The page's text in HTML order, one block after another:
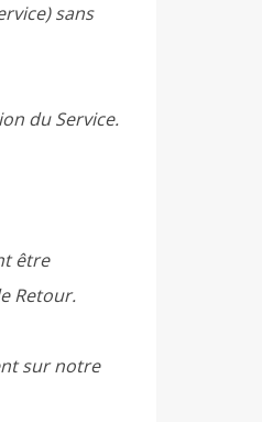
sans
du Service.
être
Retour.
sur notre